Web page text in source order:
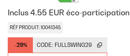
Inclus 4.55 EUR éco-participation
RÉF PRODUIT: 10041345
-29% CODE: FULLSWING29